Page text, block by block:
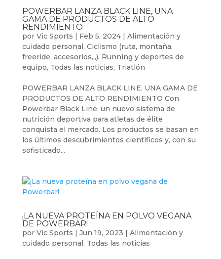
POWERBAR LANZA BLACK LINE, UNA
GAMA DE PRODUCTOS DE ALTO
RENDIMIENTO
por Vic Sports | Feb 5, 2024| Alimentación y
cuidado personal, Ciclismo (ruta, montaña,
freeride, accesorios,,,), Running y deportes de
equipo, Todas las noticias, Triatlón
POWERBAR LANZA BLACK LINE, UNA GAMA DE
PRODUCTOS DE ALTO RENDIMIENTO Con
Powerbar Black Line, un nuevo sistema de
nutrición deportiva para atletas de élite
conquista el mercado. Los productos se basan en
los últimos descubrimientos científicos y, con su
sofisticado...
¡LA NUEVA PROTEÍNA EN POLVO VEGANA
DE POWERBAR!
por Vic Sports | Jun 19, 2023 | Alimentación y
cuidado personal, Todas las noticias